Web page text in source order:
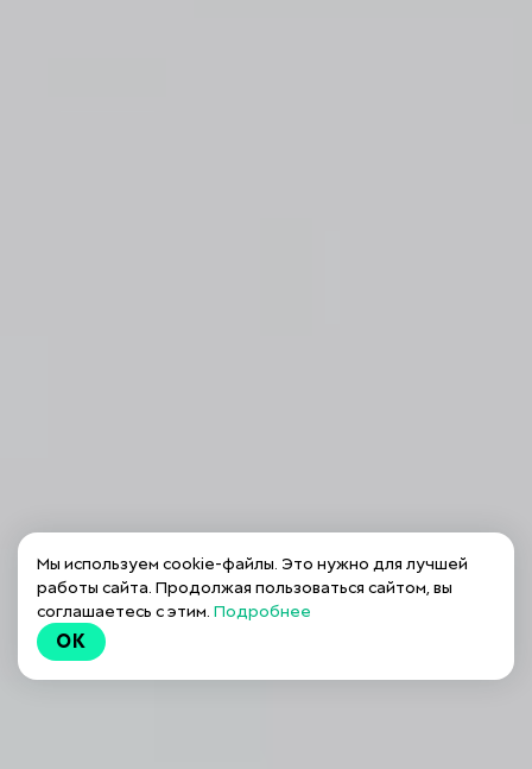
Мы используем cookie-файлы. Это нужно для лучшей
работы сайта. Продолжая пользоваться сайтом, вы
соглашаетесь с этим. Подробнее
OK